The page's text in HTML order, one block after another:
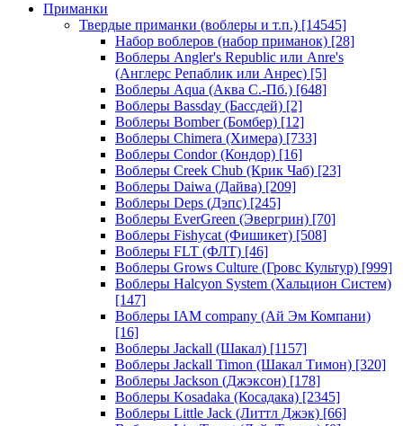
Приманки
Твердые приманки (воблеры и т.п.) [14545]
Набор воблеров (набор приманок) [28]
Воблеры Angler's Republic или Anre's
(Англерс Репаблик или Анрес) [5]
Воблеры Aqua (Аква С.-Пб.) [648]
Воблеры Bassday (Бассдей) [2]
Воблеры Bomber (Бомбер) [12]
Воблеры Chimera (Химера) [733]
Воблеры Condor (Кондор) [16]
Воблеры Creek Chub (Крик Чаб) [23]
Воблеры Daiwa (Дайва) [209]
Воблеры Deps (Дэпс) [245]
Воблеры EverGreen (Эвергрин) [70]
Воблеры Fishycat (Фишикет) [508]
Воблеры FLT (ФЛТ) [46]
Воблеры Grows Culture (Гровс Культур) [999]
Воблеры Halcyon System (Хальцион Систем)
[147]
Воблеры IAM company (Ай Эм Компани)
[16]
Воблеры Jackall (Шакал) [1157]
Воблеры Jackall Timon (Шакал Тимон) [320]
Воблеры Jackson (Джэксон) [178]
Воблеры Kosadaka (Косадака) [2345]
Воблеры Little Jack (Литтл Джэк) [66]